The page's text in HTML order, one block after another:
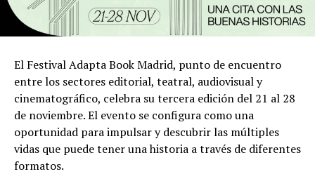
El Festival Adapta Book Madrid, punto de encuentro
entre los sectores editorial, teatral, audiovisual y
cinematográfico, celebra su tercera edición del 21 al 28
de noviembre. El evento se configura como una
oportunidad para impulsar y descubrir las múltiples
vidas que puede tener una historia a través de diferentes
formatos.